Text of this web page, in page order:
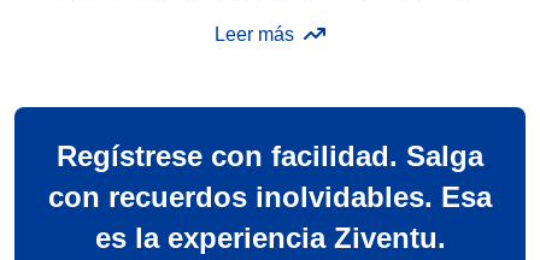
Leer más
Regístrese con facilidad. Salga
con recuerdos inolvidables. Esa
es la experiencia Ziventu.